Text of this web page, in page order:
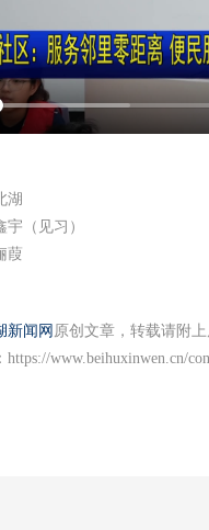
湖
（见习）
葭
新闻网 原创文章，转载请附
https://www.beihuxinwen.cn/